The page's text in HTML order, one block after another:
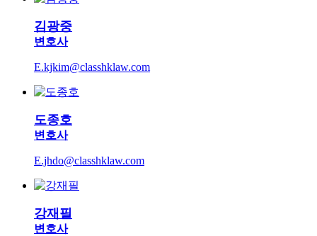
김광중
변호사
E.kjkim@classhklaw.com
도종호
변호사
E.jhdo@classhklaw.com
강재필
변호사